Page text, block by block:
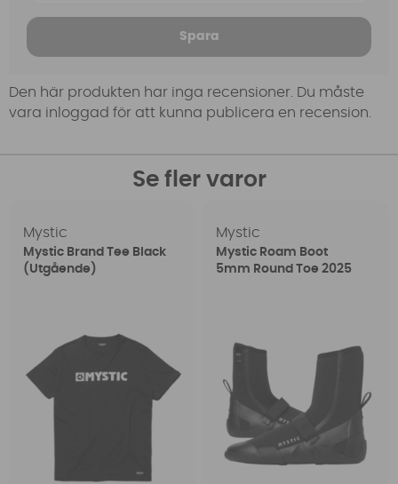
Spara
Den här produkten har inga recensioner. Du måste
vara inloggad för att kunna publicera en recension.
Se fler varor
Mystic
Mystic Brand Tee Black
(Utgående)
Mystic
Mystic Roam Boot
5mm Round Toe 2025